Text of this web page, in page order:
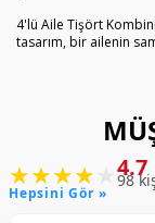
4'lü Aile Tişört
tasarım, bir ailenin
★★★★ 4.7
98
Hepsini Gör »